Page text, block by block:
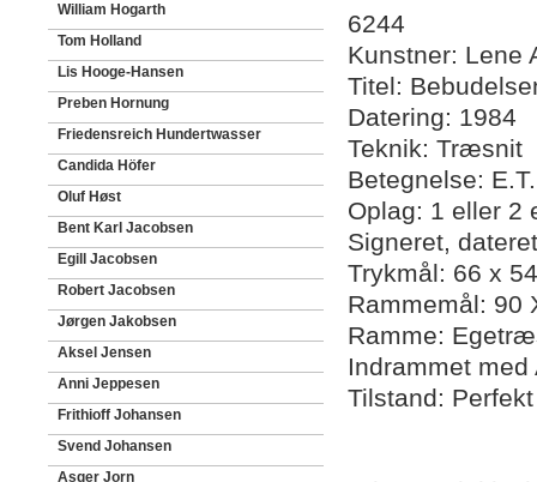
William Hogarth
Tom Holland
Lis Hooge-Hansen
Preben Hornung
Friedensreich Hundertwasser
Candida Höfer
Oluf Høst
Bent Karl Jacobsen
Egill Jacobsen
Robert Jacobsen
Jørgen Jakobsen
Aksel Jensen
Anni Jeppesen
Frithioff Johansen
Svend Johansen
Asger Jorn
6244
Kunstner: Lene
Titel:
Datering: 1984
Teknik: Træsnit
Betegnelse: E.T.
Oplag: 1 eller 2
Signeret,
Trykmål: 66 x
Rammemål: 90
Ramme:
Indrammet med
Tilstand: